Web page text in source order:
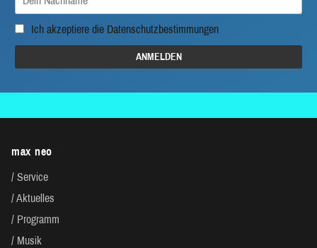
Ich akzeptiere die Datenschutzbestimmungen
max neo
Service
Aktuelles
Programm
Musik